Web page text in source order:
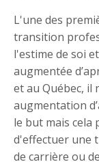
L'une des
transition
l'estime de soi
augmentée
et au Québec, il
augmentation
le but mais cela
d'effectuer une
de carrière ou